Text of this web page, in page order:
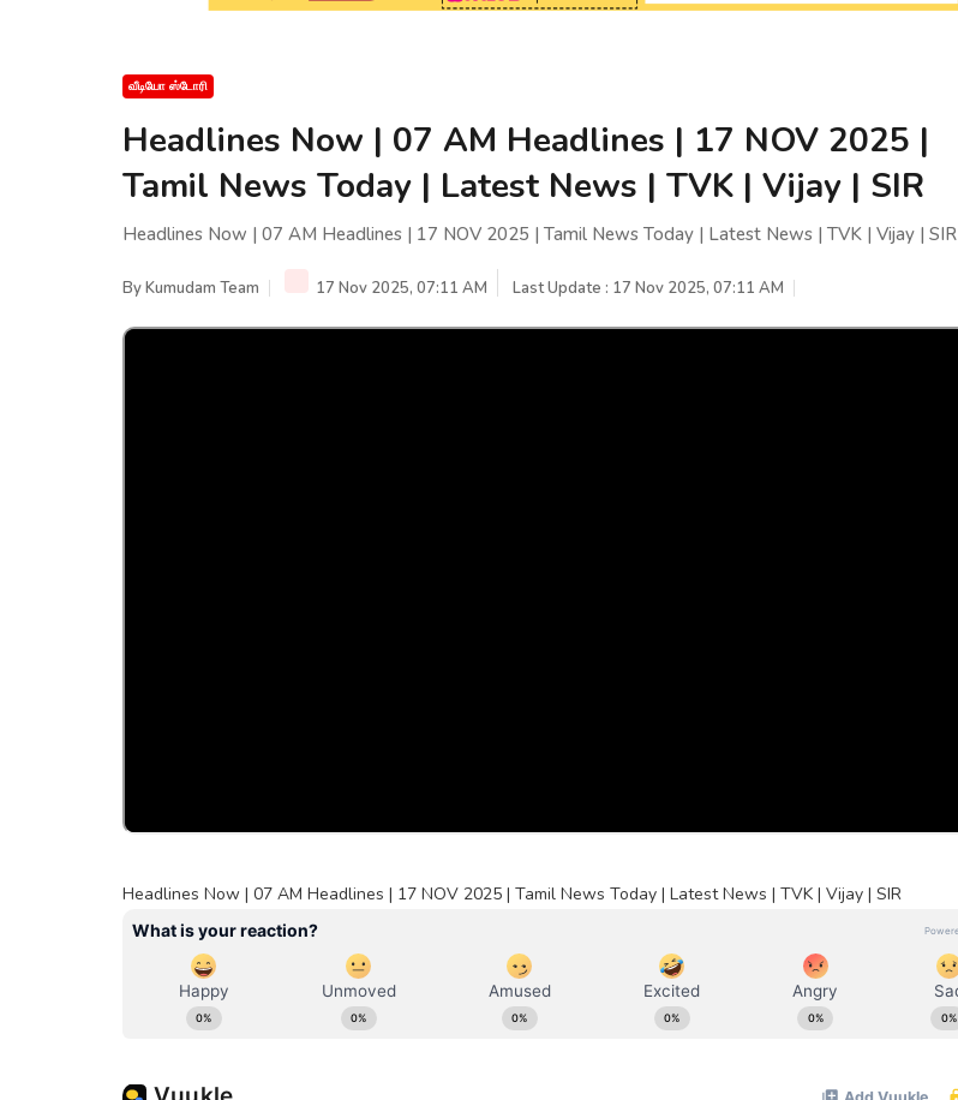
வீடியோ ஸ்டோரி
Headlines Now | 07 AM Headlines | 17 NOV 2025 |
Tamil News Today | Latest News | TVK | Vijay | SIR
Headlines Now | 07 AM Headlines | 17 NOV 2025 | Tamil News Today | Latest News | TVK | Vijay | SIR
ByKumudam Team 17 Nov 2025, 07:11 AM Last Update : 17 Nov 2025, 07:11 AM
Headlines Now | 07 AM Headlines | 17 NOV 2025 | Tamil News Today | Latest News | TVK | Vijay | SIR